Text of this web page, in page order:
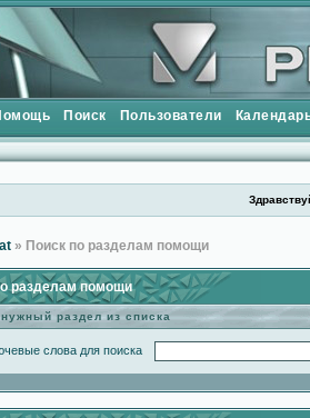
Поиск Пользователи
» Поиск по разделам помощи
разделам помощи
раздел из списка
слова для поиска